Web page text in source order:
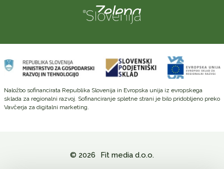
Naložbo sofinancirata Republika Slovenija in Evropska unija iz evropskega
sklada za regionalni razvoj. Sofinanciranje spletne strani je bilo pridobljeno preko
Vavčerja za digitalni marketing.
© 2026 Fit media d.o.o.